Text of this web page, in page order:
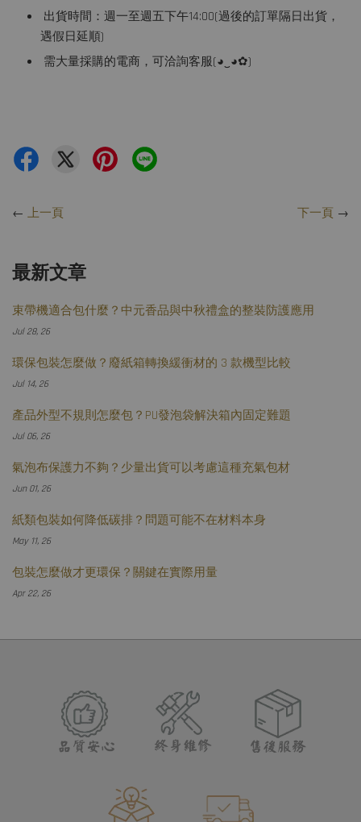
出貨時間：週一至週五下午14:00(過後的訂單隔日出貨，
遇假日延順)
需大量採購的電商，可洽詢客服(◕‿◕✿)
← 上一頁 下一頁 →
最新文章
束帶機適合包什麼？中元香品與中秋禮盒的整裝防護應用
Jul 28, 26
環保包裝怎麼做？廢紙箱轉換緩衝材的 3 款機型比較
Jul 14, 26
產品外型不規則怎麼包？PU發泡袋解決箱內固定難題
Jul 06, 26
氣泡布保護力不夠？少量出貨可以考慮這種充氣包材
Jun 01, 26
紙類包裝如何降低碳排？問題可能不在材料本身
May 11, 26
包裝怎麼做才更環保？關鍵在實際用量
Apr 22, 26